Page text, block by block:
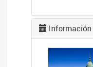
Información